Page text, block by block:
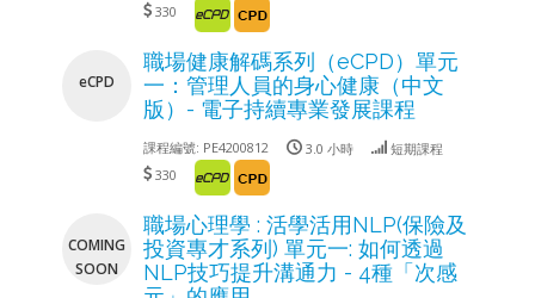
330
eCPD
職場健康解碼系列（eCPD）單元
一：管理人員的身心健康（中文
版）- 電子持續專業發展課程
課程編號: PE4200812 3.0 小時
短期課程
330
COMING
SOON
職場心理學 : 活學活用NLP(保險及
投資專才系列) 單元一: 如何透過
NLP技巧提升溝通力 - 4種「次感